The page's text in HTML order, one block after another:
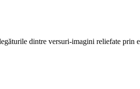
dintre versuri-imagini reliefate prin